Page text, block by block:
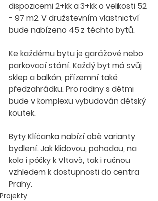
dispozicemi 2+kk a 3+kk o velikosti 52
- 97 m2. V družstevním vlastnictví
bude nabízeno 45 z těchto bytů.
Ke každému bytu je garážové nebo
parkovací stání. Každý byt má svůj
sklep a balkón, přízemní také
předzahrádku. Pro rodiny s dětmi
bude v komplexu vybudován dětský
koutek.
Byty Klíčanka nabízí obě varianty
bydlení. Jak klidovou, pohodou, na
kole i pěšky k Vltavě, tak i rušnou
vzhledem k dostupnosti do centra
Prahy.
Projekty